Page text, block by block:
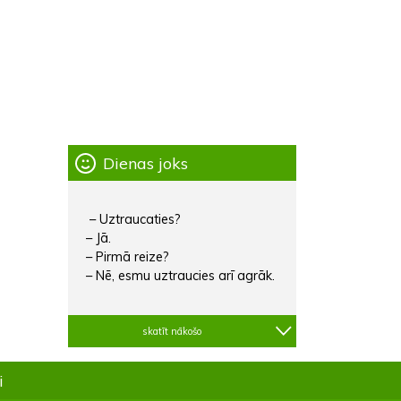
Dienas joks
– Uztraucaties?
– Jā.
– Pirmā reize?
– Nē, esmu uztraucies arī agrāk.
skatīt nākošo